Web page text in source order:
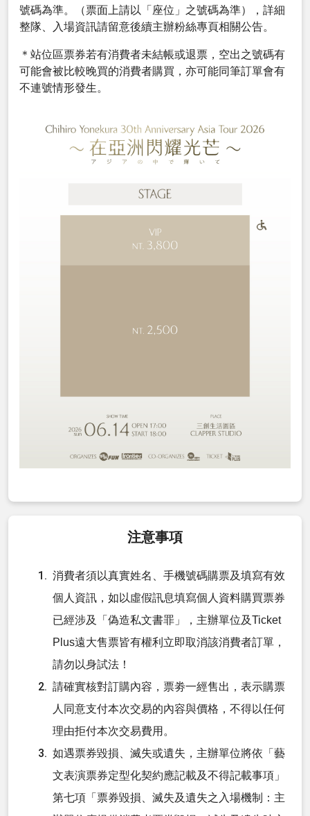
號碼為準。（票面上請以「座位」之號碼為準），詳細
整隊、入場資訊請留意後續主辦粉絲專頁相關公告。
＊站位區票券若有消費者未結帳或退票，空出之號碼有
可能會被比較晚買的消費者購買，亦可能同筆訂單會有
不連號情形發生。
注意事項
消費者須以真實姓名、手機號碼購票及填寫有效
個人資訊，如以虛假訊息填寫個人資料購買票券
已經涉及「偽造私文書罪」，主辦單位及Ticket
Plus遠大售票皆有權利立即取消該消費者訂單，
請勿以身試法！
請確實核對訂購內容，票劵一經售出，表示購票
人同意支付本次交易的內容與價格，不得以任何
理由拒付本次交易費用。
如遇票券毀損、滅失或遺失，主辦單位將依「藝
文表演票券定型化契約應記載及不得記載事項」
第七項「票券毀損、滅失及遺失之入場機制：主